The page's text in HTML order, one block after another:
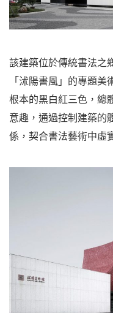
該建築位於傳統書法之
「沭陽書風」的專題
根本的黑白紅三色，總
意趣，通過控制建築的
係，契合書法藝術中虛